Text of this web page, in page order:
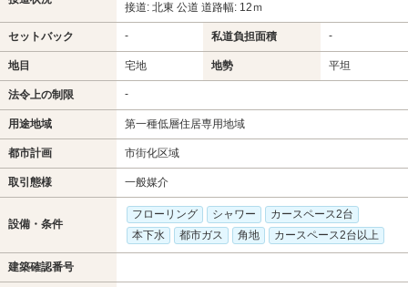
接道: 北東 公道 道路幅: 12ｍ
セットバック - 私道負担面積 -
地目 宅地 地勢 平坦
法令上の制限 -
用途地域 第一種低層住居専用地域
都市計画 市街化区域
取引態様 一般媒介
設備・条件
フローリング シャワー
カースペース2台
本下水
都市ガス 角地 カースペース2台以上
建築確認番号